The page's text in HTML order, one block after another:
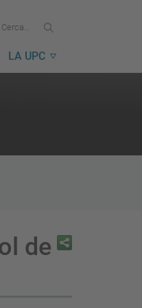
LA UPC
de